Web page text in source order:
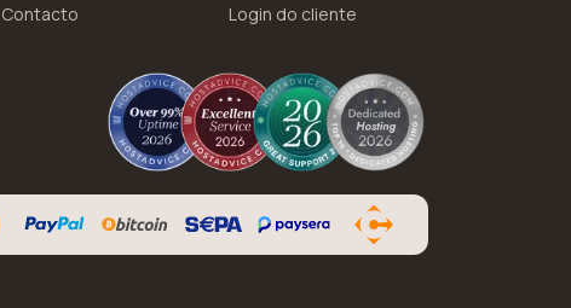
Contacto
Login do cliente